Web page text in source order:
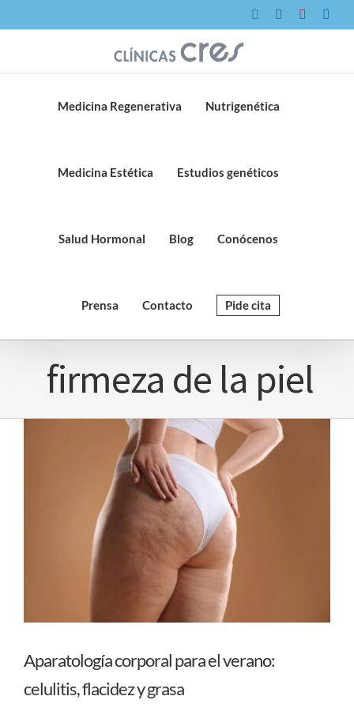
al
InstagramFacebookYouTube
Medicina Regenerativa Nutrigenética
Medicina Estética Estudios genéticos
Salud Hormonal Blog Conócenos
Prensa Contacto Pide cita
firmeza de la piel
Aparatología corporal para el verano:
celulitis, flacidez y grasa